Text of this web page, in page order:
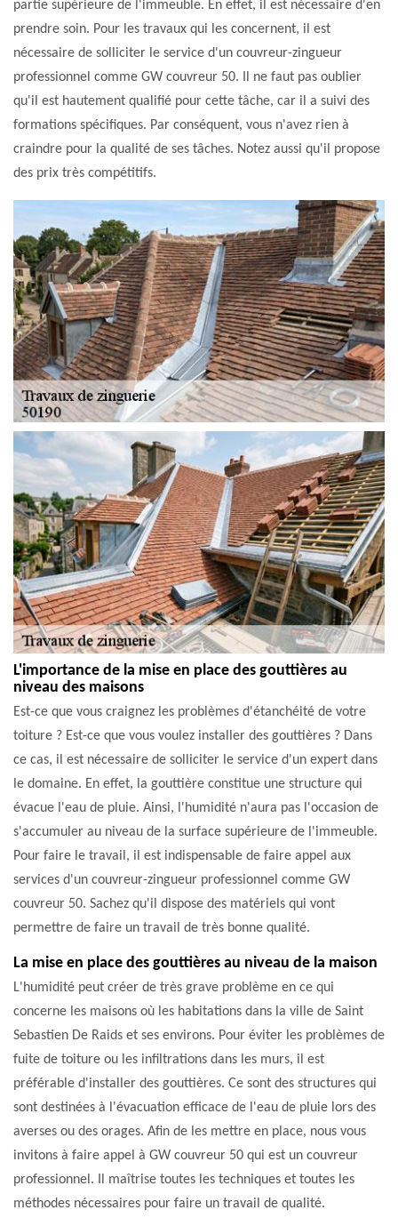
partie supérieure de l'immeuble. En effet, il est nécessaire d'en
prendre soin. Pour les travaux qui les concernent, il est
nécessaire de solliciter le service d'un couvreur-zingueur
professionnel comme GW couvreur 50. Il ne faut pas oublier
qu'il est hautement qualifié pour cette tâche, car il a suivi des
formations spécifiques. Par conséquent, vous n'avez rien à
craindre pour la qualité de ses tâches. Notez aussi qu'il propose
des prix très compétitifs.
L'importance de la mise en place des gouttières au
niveau des maisons
Est-ce que vous craignez les problèmes d'étanchéité de votre
toiture ? Est-ce que vous voulez installer des gouttières ? Dans
ce cas, il est nécessaire de solliciter le service d'un expert dans
le domaine. En effet, la gouttière constitue une structure qui
évacue l'eau de pluie. Ainsi, l'humidité n'aura pas l'occasion de
s'accumuler au niveau de la surface supérieure de l'immeuble.
Pour faire le travail, il est indispensable de faire appel aux
services d'un couvreur-zingueur professionnel comme GW
couvreur 50. Sachez qu'il dispose des matériels qui vont
permettre de faire un travail de très bonne qualité.
La mise en place des gouttières au niveau de la maison
L'humidité peut créer de très grave problème en ce qui
concerne les maisons où les habitations dans la ville de Saint
Sebastien De Raids et ses environs. Pour éviter les problèmes de
fuite de toiture ou les infiltrations dans les murs, il est
préférable d'installer des gouttières. Ce sont des structures qui
sont destinées à l'évacuation efficace de l'eau de pluie lors des
averses ou des orages. Afin de les mettre en place, nous vous
invitons à faire appel à GW couvreur 50 qui est un couvreur
professionnel. Il maîtrise toutes les techniques et toutes les
méthodes nécessaires pour faire un travail de qualité.